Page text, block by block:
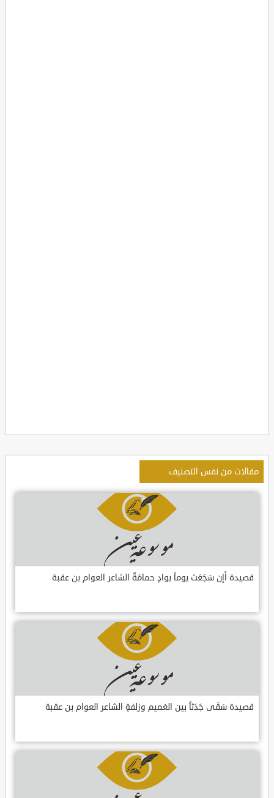
مقالات من نفس التصنيف
قصيدة أإن سَجَعَت يوماً بوادٍ حمامَةٌ الشاعر العوام بن عقبة
قصيدة سَقَى جَدَثاً بين الغميم وزلفةٍ الشاعر العوام بن عقبة